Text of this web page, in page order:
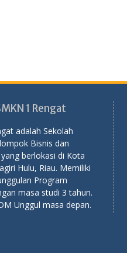
1 Rengat
adalah Sekolah
Bisnis dan
berlokasi di Kota
Hulu, Riau. Memiliki
Program
masa studi 3 tahun.
Unggul masa depan.